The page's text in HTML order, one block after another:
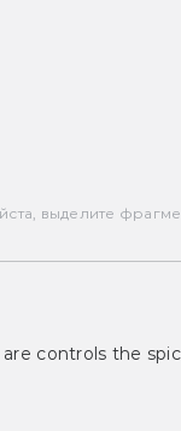
выделите
controls the